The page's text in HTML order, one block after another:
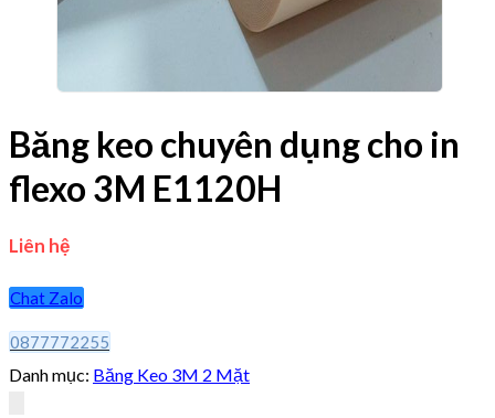
Băng keo chuyên dụng cho in
flexo 3M E1120H
Liên hệ
Chat Zalo
0877772255
Danh mục: Băng Keo 3M 2 Mặt